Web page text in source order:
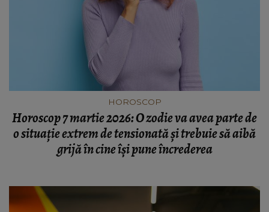
HOROSCOP
Horoscop 7 martie 2026: O zodie va avea parte de
o situație extrem de tensionată și trebuie să aibă
grijă în cine își pune încrederea